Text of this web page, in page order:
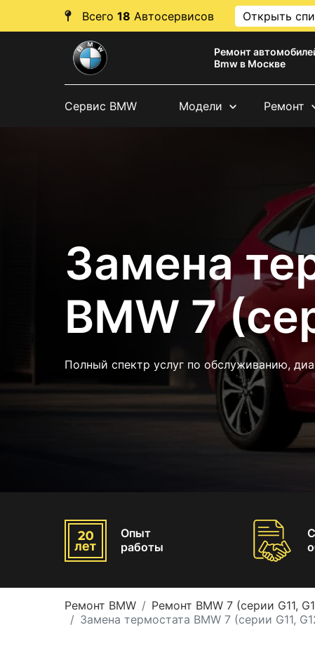
Всего 18 Автосервисов Открыть
Ремонт
Bmw в Москве
Сервис BMW Модели Ремонт
Замена
BMW 7
Полный спектр услуг по обслуживанию,
Опыт
работы
Ремонт BMW Ремонт BMW 7 (серии G11,
Замена термостата BMW 7 (серии G11,